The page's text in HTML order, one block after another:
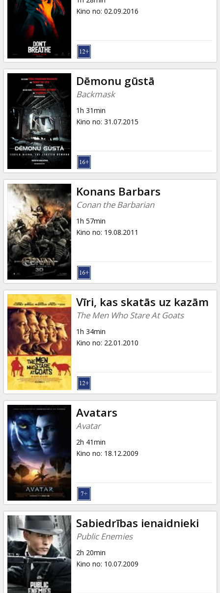
Kino no: 02.09.2016
Dēmonu gūstā
Backmask
1h 31min
Kino no: 31.07.2015
Konans Barbars
Conan the Barbarian
1h 57min
Kino no: 19.08.2011
Vīri, kas skatās uz kazām
The Men Who Stare At Goats
1h 34min
Kino no: 22.01.2010
Avatars
Avatar
2h 41min
Kino no: 18.12.2009
Sabiedrības ienaidnieki
Public Enemies
2h 20min
Kino no: 10.07.2009